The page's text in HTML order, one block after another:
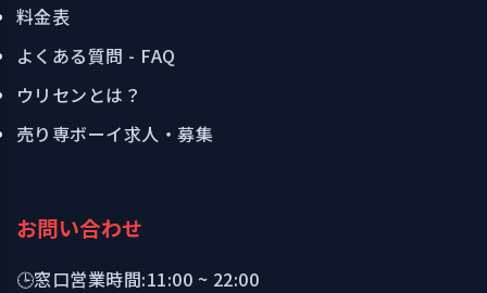
料金表
よくある質問 - FAQ
ウリセンとは？
売り専ボーイ求人・募集
お問い合わせ
🕒窓口営業時間:11:00 ~ 22:00